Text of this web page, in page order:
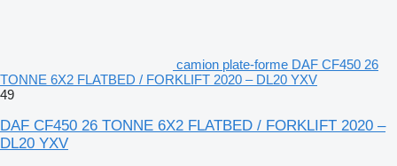
camion plate-forme DAF CF450 26
TONNE 6X2 FLATBED / FORKLIFT 2020 – DL20 YXV
49
DAF CF450 26 TONNE 6X2 FLATBED / FORKLIFT 2020 –
DL20 YXV